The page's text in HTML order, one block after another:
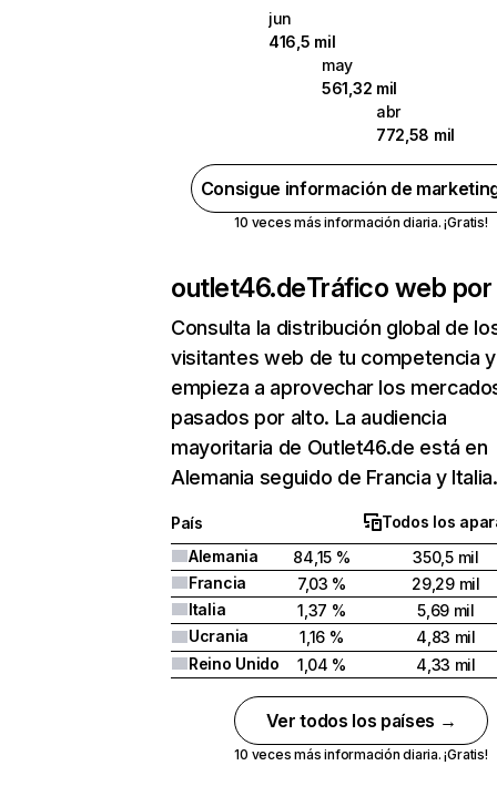
jun
416,5 mil
may
561,32 mil
abr
772,58 mil
Consigue información de
10 veces más información diaria. ¡Gratis!
outlet46.deTráfico web por
Consulta la distribución global de
visitantes web de tu competencia y
empieza a aprovechar los
pasados por alto. La audiencia
mayoritaria de Outlet46.de está en
Alemania seguido de Francia y Italia.
País
Todos los
Alemania
84,15 %
350,5 mil
Francia
7,03 %
29,29 mil
Italia
1,37 %
5,69 mil
Ucrania
1,16 %
4,83 mil
Reino Unido
1,04 % 4,33 mil
Ver todos los países →
10 veces más información diaria. ¡Gratis!